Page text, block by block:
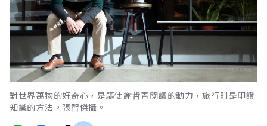
對世界萬物的好奇心，是驅使謝哲青閱讀的動力，旅行則是印證
知識的方法。張智傑攝。